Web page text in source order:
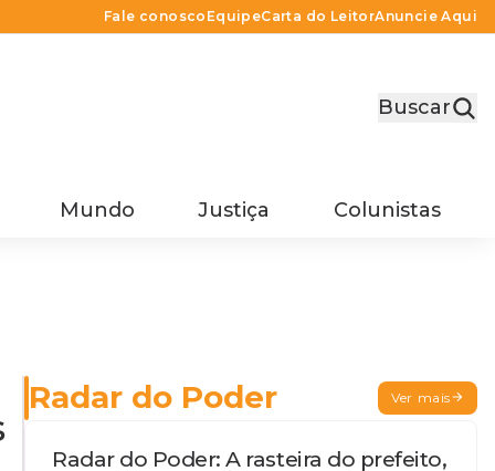
Fale conosco EquipeCarta do LeitorAnuncie Aqui
Buscar
Mundo Justiça Colunistas
Radar do Poder Ver mais
Radar do Poder: A rasteira do prefeito,